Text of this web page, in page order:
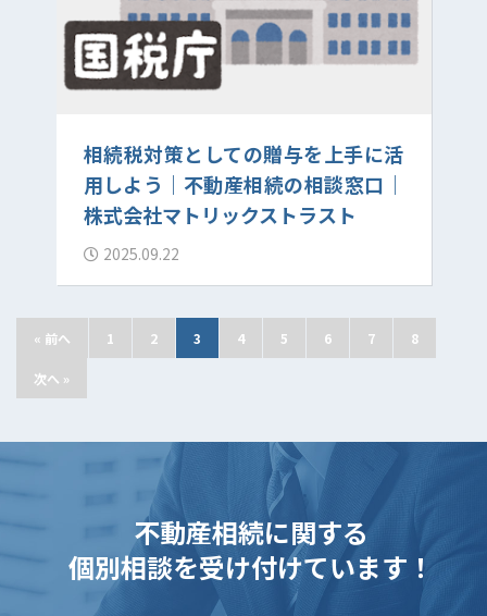
相続税対策としての贈与を上手に活
用しよう｜不動産相続の相談窓口｜
株式会社マトリックストラスト
2025.09.22
« 前へ 1 2 3 4 5 6 7 8
次へ »
不動産相続に関する
個別相談を受け付けています！